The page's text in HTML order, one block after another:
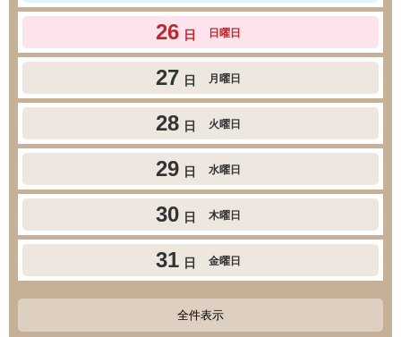
26 日 日曜日
27 日 月曜日
28 日 火曜日
29 日 水曜日
30 日 木曜日
31 日 金曜日
全件表示